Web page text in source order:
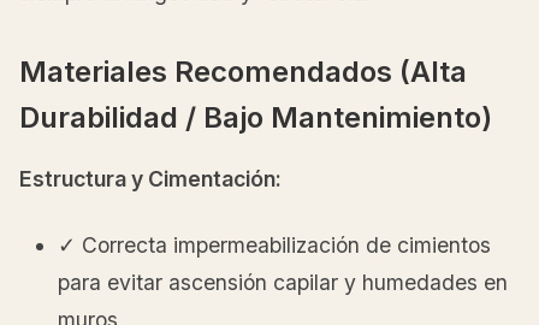
Materiales Recomendados (Alta
Durabilidad / Bajo Mantenimiento)
Estructura y Cimentación:
✓ Correcta impermeabilización de cimientos
para evitar ascensión capilar y humedades en
muros